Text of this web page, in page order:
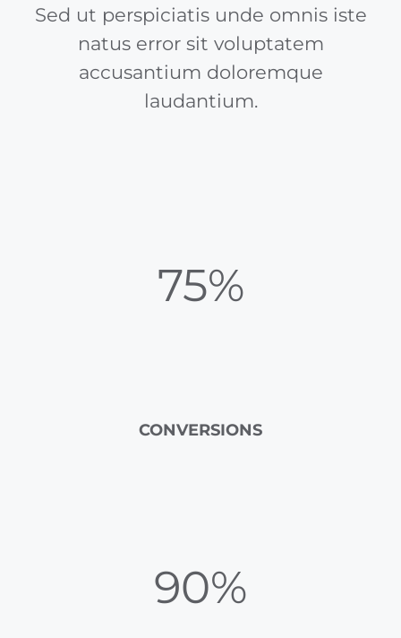
Sed ut perspiciatis unde omnis iste
natus error sit voluptatem
accusantium doloremque
laudantium.
75%
CONVERSIONS
90%